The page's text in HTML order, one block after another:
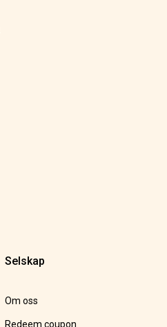
Selskap
Om oss
Redeem coupon